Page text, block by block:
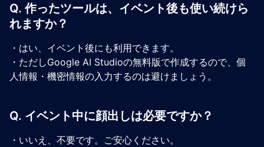
Q. 作ったツールは、イベント後も使い続けら
れますか？
・はい、イベント後にも利用できます。
・ただしGoogle AI Studioの無料版で作成するので、個
人情報・機密情報の入力するのは避けましょう。
Q. イベント中に顔出しは必要ですか？
・いいえ、不要です。ご安心ください。